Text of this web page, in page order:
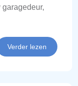
Verder lezen